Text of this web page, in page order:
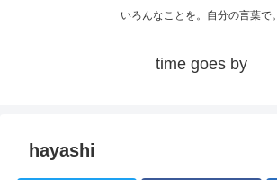
いろんなことを。自分の言葉で。
time goes by
hayashi